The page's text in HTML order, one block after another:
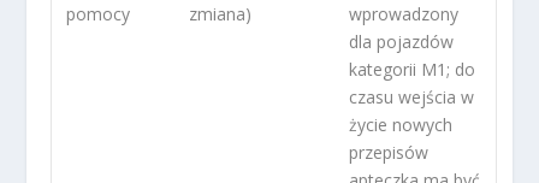
pomocy
zmiana)
wprowadzony
dla pojazdów
kategorii M1; do
czasu wejścia w
życie nowych
przepisów